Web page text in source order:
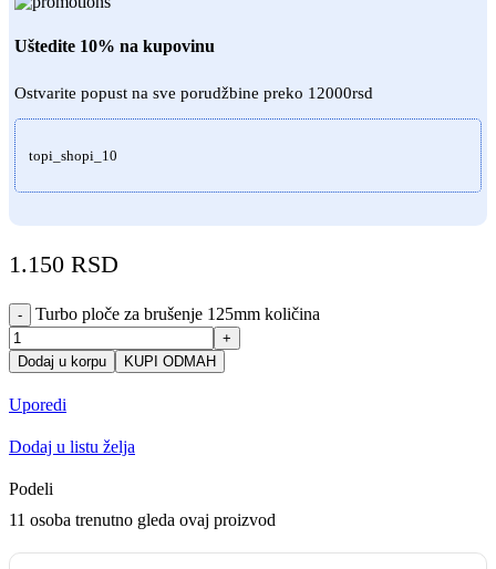
Uštedite 10% na kupovinu
Ostvarite popust na sve porudžbine preko 12000rsd
topi_shopi_10
1.150 RSD
- Turbo ploče za brušenje 125mm količina
+
Dodaj u korpu
KUPI ODMAH
Uporedi
Dodaj u listu želja
Podeli
11 osoba trenutno gleda ovaj proizvod